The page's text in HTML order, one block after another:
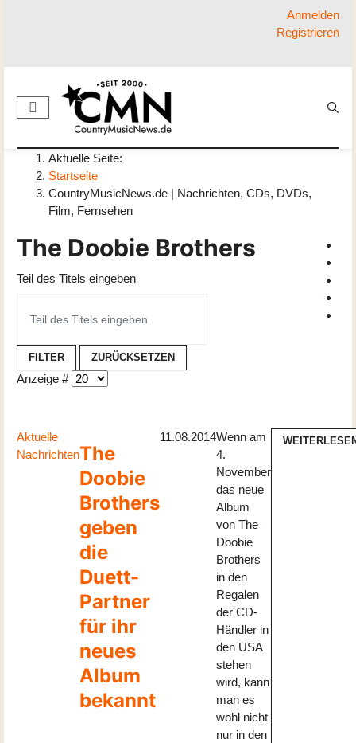
Anmelden
Registrieren
Aktuelle Seite:
Startseite
CountryMusicNews.de | Nachrichten, CDs, DVDs,
Film, Fernsehen
The Doobie Brothers
Teil des Titels eingeben
FILTER ZURÜCKSETZEN
Anzeige #
Aktuelle
NachrichtenThe
Doobie
Brothers
geben
die
Duett-
Partner
für ihr
neues
Album
bekannt
11.08.2014Wenn am
4.
November
das neue
Album
von The
Doobie
Brothers
in den
Regalen
der CD-
Händler in
den USA
stehen
wird, kann
man es
wohl nicht
nur in den